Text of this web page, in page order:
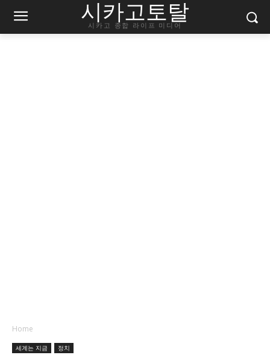
시카고토탈
시카고 종합 라이프 미디어
Home
세계는 지금 정치